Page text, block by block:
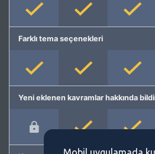
Farklı tema seçenekleri
Yeni eklenen kavramlar hakkında